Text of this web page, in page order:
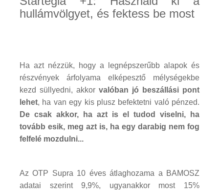
hullámvölgyet, és fektess be most
Ha azt nézzük, hogy a legnépszerűbb alapok és
részvények árfolyama elképesztő mélységekbe
kezd süllyedni, akkor valóban jó beszállási pont
lehet, ha van egy kis plusz befektetni való pénzed.
De csak akkor, ha azt is el tudod viselni, ha
tovább esik, meg azt is, ha egy darabig nem fog
felfelé mozdulni...
Az OTP Supra 10 éves átlaghozama a BAMOSZ
adatai szerint 9,9%, ugyanakkor most 15%